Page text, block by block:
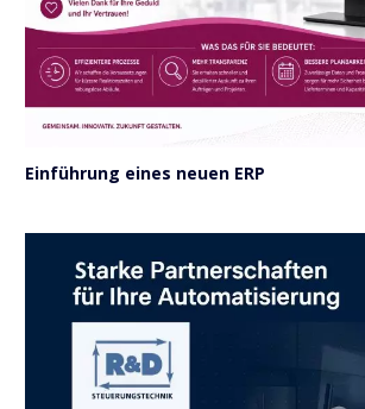
Einführung eines neuen ERP